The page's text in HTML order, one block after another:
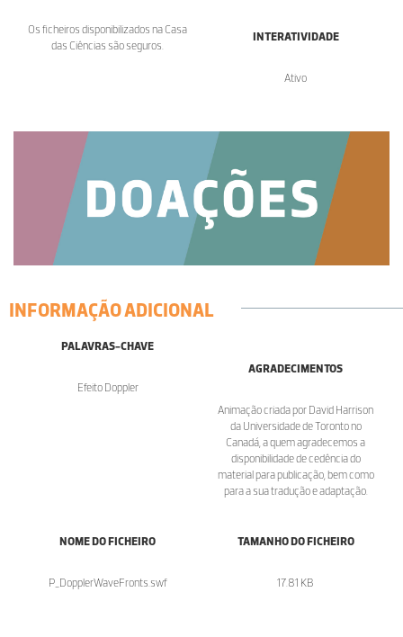
Os ficheiros disponibilizados na Casa
das Ciências são seguros.
INTERATIVIDADE
Ativo
INFORMAÇÃO ADICIONAL
PALAVRAS-CHAVE
Efeito Doppler
AGRADECIMENTOS
Animação criada por David Harrison
da Universidade de Toronto no
Canadá, a quem agradecemos a
disponibilidade de cedência do
material para publicação, bem como
para a sua tradução e adaptação.
NOME DO FICHEIRO
P_DopplerWaveFronts.swf
TAMANHO DO FICHEIRO
17.81 KB